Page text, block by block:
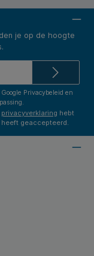
je op de hoogte
Privacybeleid en
privacyverklaring hebt
heeft geaccepteerd.